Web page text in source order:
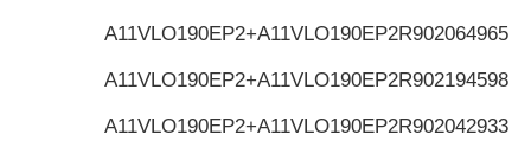
R902064965
A11VLO190EP2+A11VLO190EP2
R902194598
A11VLO190EP2+A11VLO190EP2
R902042933
A11VLO190EP2+A11VLO190EP2